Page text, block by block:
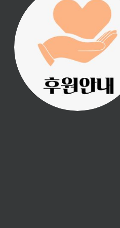
진리횃불 사역은 여러분
의 후원으로 이루어집니
다.